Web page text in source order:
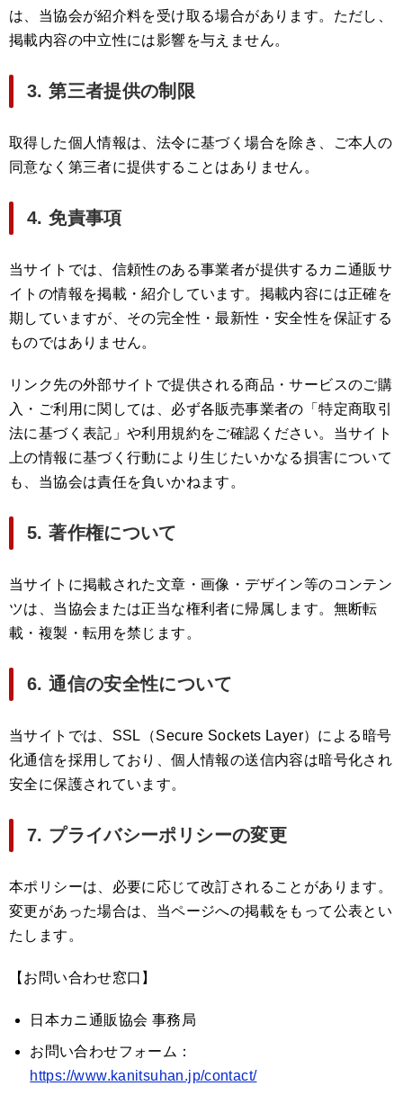
は、当協会が紹介料を受け取る場合があります。ただし、
掲載内容の中立性には影響を与えません。
3. 第三者提供の制限
取得した個人情報は、法令に基づく場合を除き、ご本人の
同意なく第三者に提供することはありません。
4. 免責事項
当サイトでは、信頼性のある事業者が提供するカニ通販サ
イトの情報を掲載・紹介しています。掲載内容には正確を
期していますが、その完全性・最新性・安全性を保証する
ものではありません。
リンク先の外部サイトで提供される商品・サービスのご購
入・ご利用に関しては、必ず各販売事業者の「特定商取引
法に基づく表記」や利用規約をご確認ください。当サイト
上の情報に基づく行動により生じたいかなる損害について
も、当協会は責任を負いかねます。
5. 著作権について
当サイトに掲載された文章・画像・デザイン等のコンテン
ツは、当協会または正当な権利者に帰属します。無断転
載・複製・転用を禁じます。
6. 通信の安全性について
当サイトでは、SSL（Secure Sockets Layer）による暗号
化通信を採用しており、個人情報の送信内容は暗号化され
安全に保護されています。
7. プライバシーポリシーの変更
本ポリシーは、必要に応じて改訂されることがあります。
変更があった場合は、当ページへの掲載をもって公表とい
たします。
【お問い合わせ窓口】
日本カニ通販協会 事務局
お問い合わせフォーム：
https://www.kanitsuhan.jp/contact/